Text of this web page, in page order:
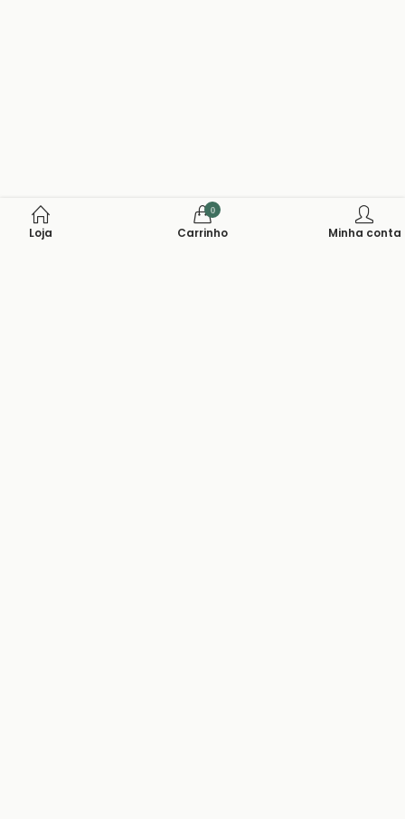
Loja
0
Carrinho Minha conta